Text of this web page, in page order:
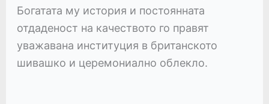
Богатата му история и постоянната
отдаденост на качеството го правят
уважавана институция в британското
шивашко и церемониално облекло.